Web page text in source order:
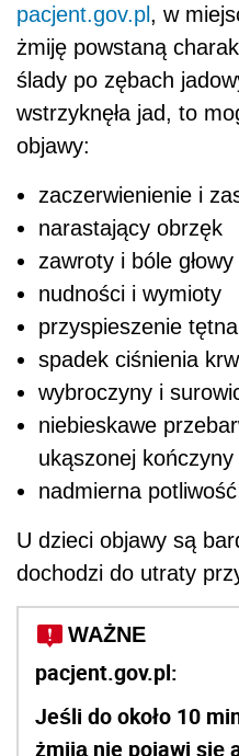
pacjent.gov.pl, w
żmiję powstaną
ślady po zębach
wstrzyknęła jad, to
objawy:
zaczerwienienie i
narastający obrzęk
zawroty i bóle głowy
nudności i wymioty
przyspieszenie tętna
spadek ciśnienia
wybroczyny i
niebieskawe
ukąszonej kończyny
nadmierna
U dzieci objawy są
dochodzi do utraty
WAŻNE
pacjent.gov.pl:
Jeśli do około 10
żmiją nie pojawi się